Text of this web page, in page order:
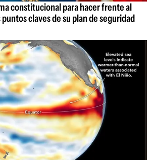
constitucional para hacer frente al
claves de su plan de seguridad